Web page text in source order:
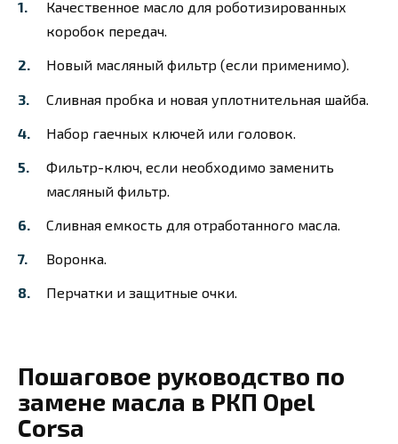
Качественное масло для роботизированных
коробок передач.
Новый масляный фильтр (если применимо).
Сливная пробка и новая уплотнительная шайба.
Набор гаечных ключей или головок.
Фильтр-ключ, если необходимо заменить
масляный фильтр.
Сливная емкость для отработанного масла.
Воронка.
Перчатки и защитные очки.
Пошаговое руководство по
замене масла в РКП Opel
Corsa